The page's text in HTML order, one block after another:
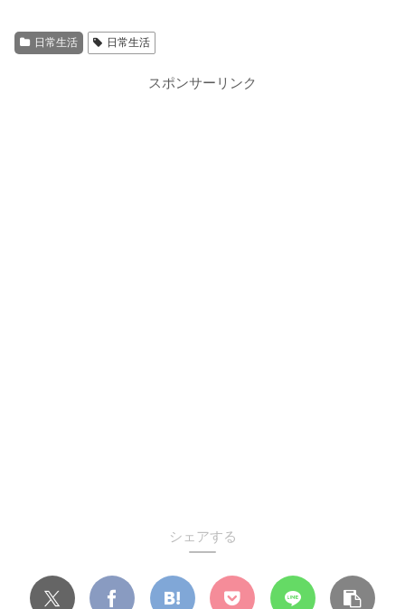
日常生活 日常生活
スポンサーリンク
シェアする